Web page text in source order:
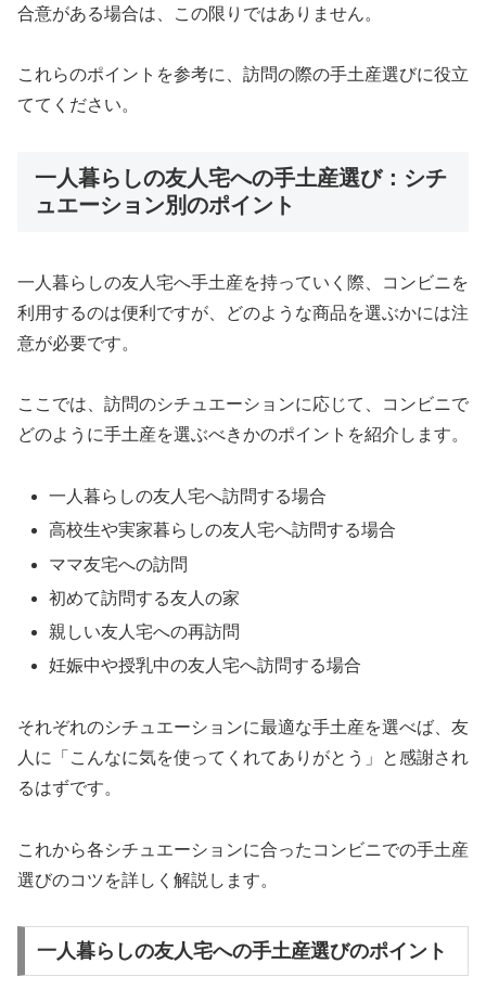
合意がある場合は、この限りではありません。
これらのポイントを参考に、訪問の際の手土産選びに役立
ててください。
一人暮らしの友人宅への手土産選び：シチ
ュエーション別のポイント
一人暮らしの友人宅へ手土産を持っていく際、コンビニを
利用するのは便利ですが、どのような商品を選ぶかには注
意が必要です。
ここでは、訪問のシチュエーションに応じて、コンビニで
どのように手土産を選ぶべきかのポイントを紹介します。
一人暮らしの友人宅へ訪問する場合
高校生や実家暮らしの友人宅へ訪問する場合
ママ友宅への訪問
初めて訪問する友人の家
親しい友人宅への再訪問
妊娠中や授乳中の友人宅へ訪問する場合
それぞれのシチュエーションに最適な手土産を選べば、友
人に「こんなに気を使ってくれてありがとう」と感謝され
るはずです。
これから各シチュエーションに合ったコンビニでの手土産
選びのコツを詳しく解説します。
一人暮らしの友人宅への手土産選びのポイント